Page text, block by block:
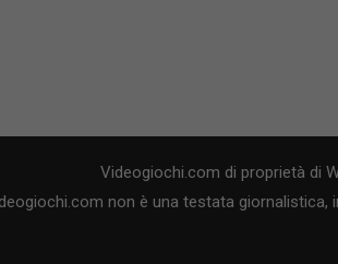
Videogiochi.com di proprietà di
non è una testata giornalistica,